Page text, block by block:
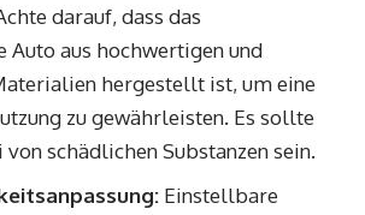
darauf, dass das
Auto aus hochwertigen und
hergestellt ist, um eine
zu gewährleisten. Es sollte
schädlichen Substanzen sein.
Einstellbare